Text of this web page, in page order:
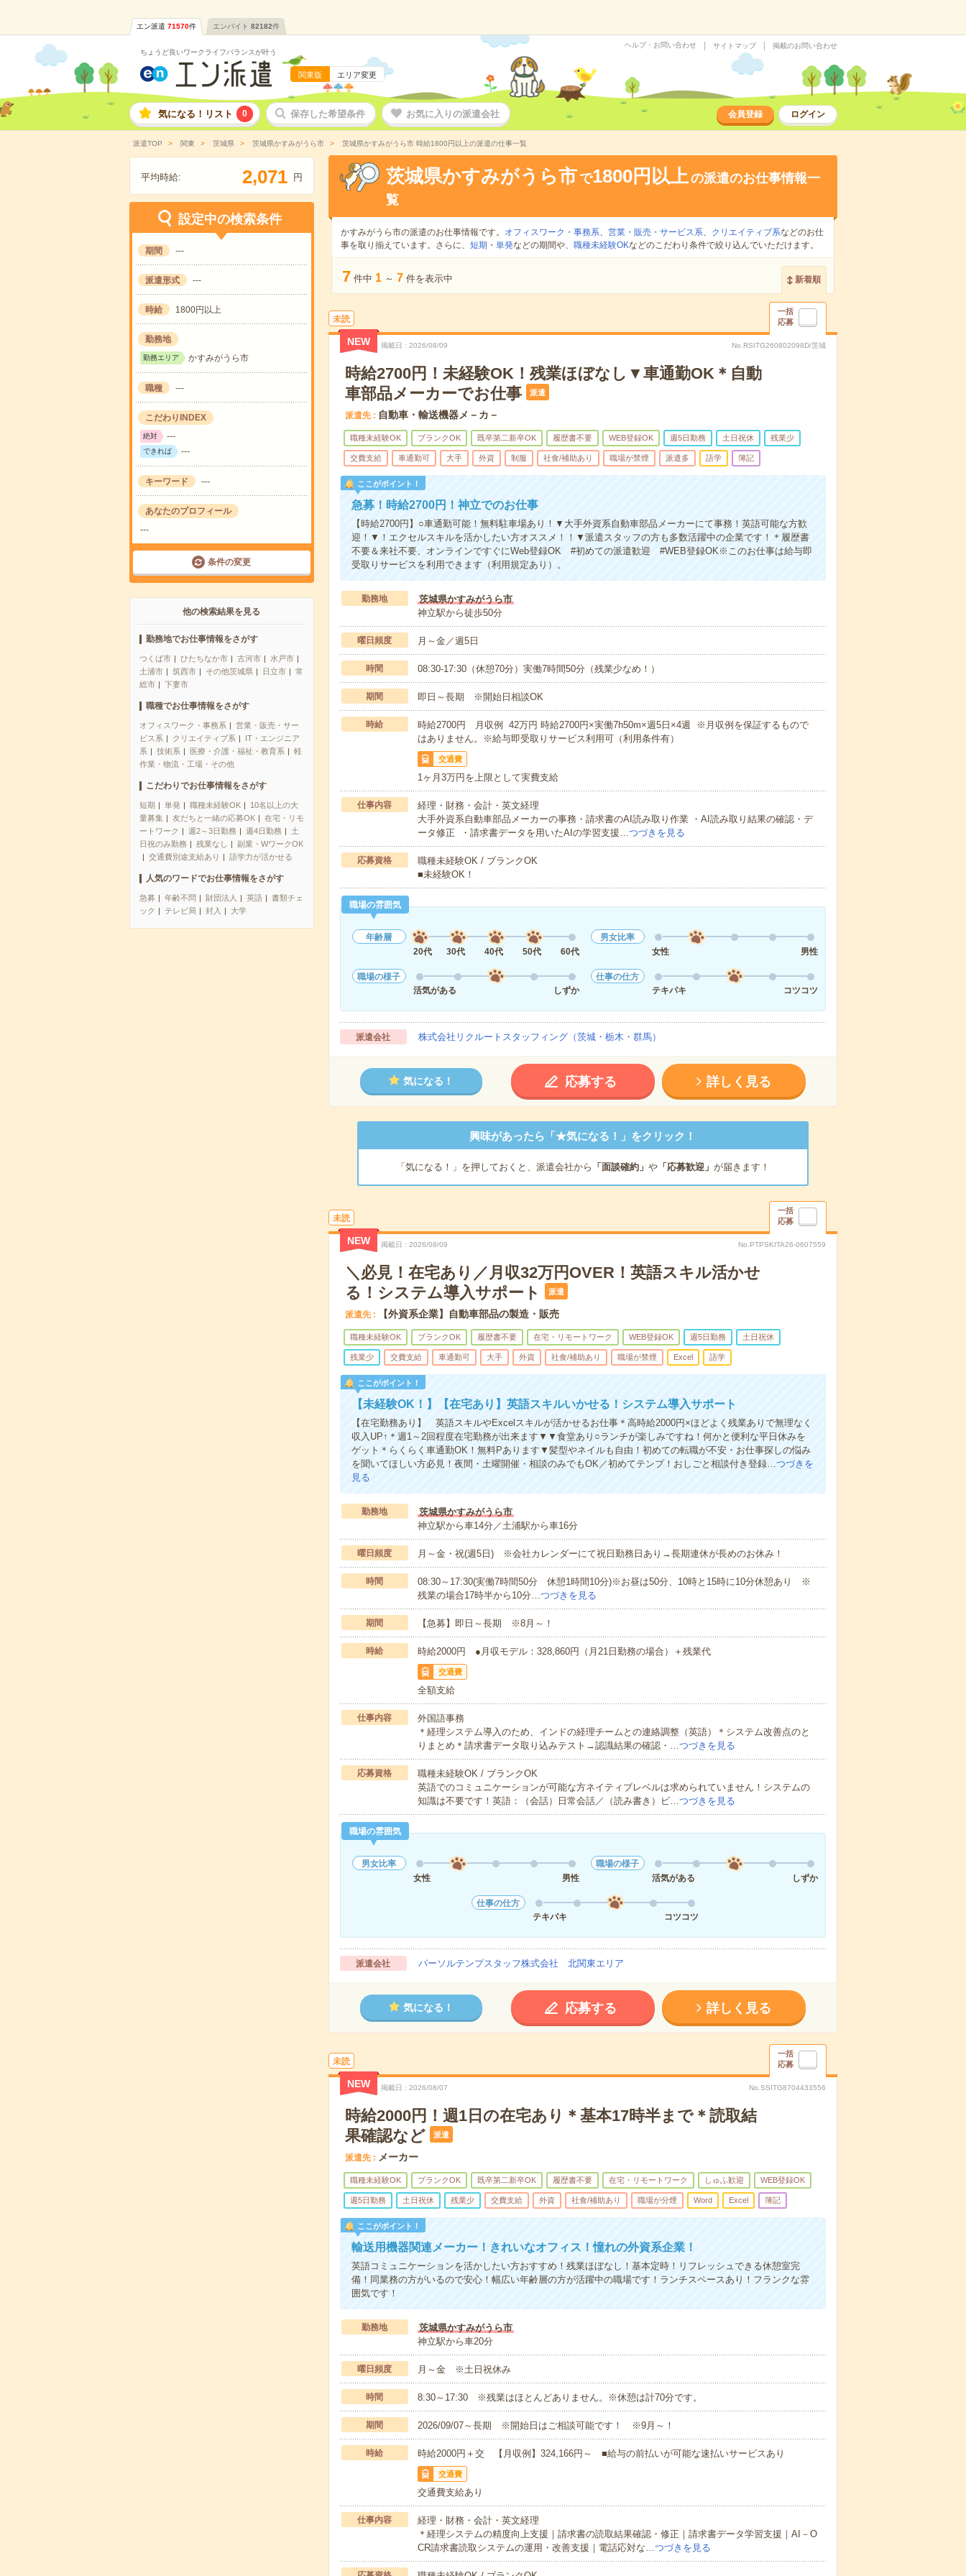
エン派遣 71570件 エンバイト 82182件
ちょうど良いワークライフバランスが叶う
関東版 エリア変更
ヘルプ・お問い合わせ サイトマップ 掲載のお問い合わせ
気になる！リスト 0 保存した希望条件 お気に入りの派遣会社 会員登録 ログイン
派遣TOP 関東 茨城県 茨城県かすみがうら市 茨城県かすみがうら市 時給1800円以上の派遣の仕事一覧
平均時給: 2,071 円
設定中の検索条件
期間 ---
派遣形式 ---
時給 1800円以上
勤務地
勤務エリア かすみがうら市
職種 ---
こだわりINDEX
絶対 ---
できれば ---
キーワード ---
あなたのプロフィール
---
条件の変更
他の検索結果を見る
勤務地でお仕事情報をさがす
つくば市 ひたちなか市 古河市
水戸市
土浦市
筑西市 その他茨城県 日立市
常
総市
下妻市
職種でお仕事情報をさがす
オフィスワーク・事務系
営業・販売・サー
ビス系
クリエイティブ系
IT・エンジニア
系
技術系 医療・介護・福祉・教育系
軽
作業・物流・工場・その他
こだわりでお仕事情報をさがす
短期 単発 職種未経験OK
10名以上の大
量募集
友だちと一緒の応募OK
在宅・リモ
ートワーク
週2～3日勤務 週4日勤務
土
日祝のみ勤務
残業なし
副業・WワークOK
交通費別途支給あり
語学力が活かせる
人気のワードでお仕事情報をさがす
急募 年齢不問 財団法人 英語
書類チェ
ック
テレビ局 封入 大学
茨城県かすみがうら市 で1800円以上の派遣のお仕事情報一
覧
かすみがうら市の派遣のお仕事情報です。 オフィスワーク・事務系、 営業・販売・サービス系、 クリエイティブ系などのお仕
事を取り揃えています。さらに、 短期 ・ 単発などの期間や、 職種未経験OKなどのこだわり条件で絞り込んでいただけます。
7 件中 1 ～ 7 件を表示中 新着順
未読
一括
応募
NEW 掲載日 2026/08/09 No.RSITG260802098D/茨城
時給2700円！未経験OK！残業ほぼなし▼車通勤OK＊自動
車部品メーカーでお仕事
派遣
派遣先 自動車・輸送機器メ－カ－
職種未経験OK ブランクOK 既卒第二新卒OK 履歴書不要 WEB登録OK 週5日勤務 土日祝休 残業少
交費支給 車通勤可 大手 外資 制服 社食/補助あり 職場が禁煙 派遣多 語学 簿記
ここがポイント！
急募！時給2700円！神立でのお仕事
【時給2700円】○車通勤可能！無料駐車場あり！▼大手外資系自動車部品メーカーにて事務！英語可能な方歓
迎！▼！エクセルスキルを活かしたい方オススメ！！▼派遣スタッフの方も多数活躍中の企業です！＊履歴書
不要＆来社不要、オンラインですぐにWeb登録OK #初めての派遣歓迎 #WEB登録OK※このお仕事は給与即
受取りサービスを利用できます（利用規定あり）。
勤務地
茨城県かすみがうら市
神立駅から徒歩50分
曜日頻度 月～金／週5日
時間 08:30-17:30（休憩70分）実働7時間50分（残業少なめ！）
期間 即日～長期 ※開始日相談OK
時給
時給2700円 月収例 42万円 時給2700円×実働7h50m×週5日×4週 ※月収例を保証するもので
はありません。※給与即受取りサービス利用可（利用条件有）
交通費
1ヶ月3万円を上限として実費支給
仕事内容
経理・財務・会計・英文経理
大手外資系自動車部品メーカーの事務・請求書のAI読み取り作業 ・AI読み取り結果の確認・デ
ータ修正 ・請求書データを用いたAIの学習支援…つづきを見る
応募資格
職種未経験OK / ブランクOK
■未経験OK！
職場の雰囲気
年齢層
20代
30代 40代 50代 60代
男女比率
女性
男性
職場の様子
活気がある
しずか
仕事の仕方
テキパキ
コツコツ
派遣会社 株式会社リクルートスタッフィング（茨城・栃木・群馬）
気になる！ 応募する 詳しく見る
興味があったら「★気になる！」をクリック！
「気になる！」を押しておくと、派遣会社から 「面談確約」 や「応募歓迎」 が届きます！
未読
一括
応募
NEW 掲載日 2026/08/09 No.PTPSKITA26-0607559
＼必見！在宅あり／月収32万円OVER！英語スキル活かせ
る！システム導入サポート
派遣
派遣先 【外資系企業】自動車部品の製造・販売
職種未経験OK ブランクOK 履歴書不要 在宅・リモートワーク WEB登録OK 週5日勤務 土日祝休
残業少 交費支給 車通勤可 大手 外資 社食/補助あり 職場が禁煙 Excel 語学
ここがポイント！
【未経験OK！】【在宅あり】英語スキルいかせる！システム導入サポート
【在宅勤務あり】 英語スキルやExcelスキルが活かせるお仕事＊高時給2000円×ほどよく残業ありで無理なく
収入UP↑＊週1～2回程度在宅勤務が出来ます▼▼食堂あり○ランチが楽しみですね！何かと便利な平日休みを
ゲット＊らくらく車通勤OK！無料Pあります▼髪型やネイルも自由！初めての転職が不安・お仕事探しの悩み
を聞いてほしい方必見！夜間・土曜開催・相談のみでもOK／初めてテンプ！おしごと相談付き登録…つづきを
見る
勤務地
茨城県かすみがうら市
神立駅から車14分／土浦駅から車16分
曜日頻度 月～金・祝(週5日) ※会社カレンダーにて祝日勤務日あり→長期連休が長めのお休み！
時間
08:30～17:30(実働7時間50分 休憩1時間10分)※お昼は50分、10時と15時に10分休憩あり ※
残業の場合17時半から10分…つづきを見る
期間 【急募】即日～長期 ※8月～！
時給 時給2000円 ●月収モデル：328,860円（月21日勤務の場合）＋残業代
交通費
全額支給
仕事内容
外国語事務
＊経理システム導入のため、インドの経理チームとの連絡調整（英語）＊システム改善点のと
りまとめ＊請求書データ取り込みテスト→認識結果の確認・…つづきを見る
応募資格
職種未経験OK / ブランクOK
英語でのコミュニケーションが可能な方ネイティブレベルは求められていません！システムの
知識は不要です！英語：（会話）日常会話／（読み書き）ビ…つづきを見る
職場の雰囲気
男女比率
女性
男性
職場の様子
活気がある
しずか
仕事の仕方
テキパキ
コツコツ
派遣会社 パーソルテンプスタッフ株式会社 北関東エリア
気になる！ 応募する 詳しく見る
未読
一括
応募
NEW 掲載日 2026/08/07 No.SSITG8704433556
時給2000円！週1日の在宅あり＊基本17時半まで＊読取結
果確認など
派遣
派遣先 メーカー
職種未経験OK ブランクOK 既卒第二新卒OK 履歴書不要 在宅・リモートワーク しゅふ歓迎 WEB登録OK
週5日勤務 土日祝休 残業少 交費支給 外資 社食/補助あり 職場が分煙 Word Excel 簿記
ここがポイント！
輸送用機器関連メーカー！きれいなオフィス！憧れの外資系企業！
英語コミュニケーションを活かしたい方おすすめ！残業ほぼなし！基本定時！リフレッシュできる休憩室完
備！同業務の方がいるので安心！幅広い年齢層の方が活躍中の職場です！ランチスペースあり！フランクな雰
囲気です！
勤務地
茨城県かすみがうら市
神立駅から車20分
曜日頻度 月～金 ※土日祝休み
時間 8:30～17:30 ※残業はほとんどありません。※休憩は計70分です。
期間 2026/09/07～長期 ※開始日はご相談可能です！ ※9月～！
時給 時給2000円＋交 【月収例】324,166円～ ■給与の前払いが可能な速払いサービスあり
交通費
交通費支給あり
仕事内容
経理・財務・会計・英文経理
＊経理システムの精度向上支援｜請求書の読取結果確認・修正｜請求書データ学習支援｜AI－O
CR請求書読取システムの運用・改善支援｜電話応対な…つづきを見る